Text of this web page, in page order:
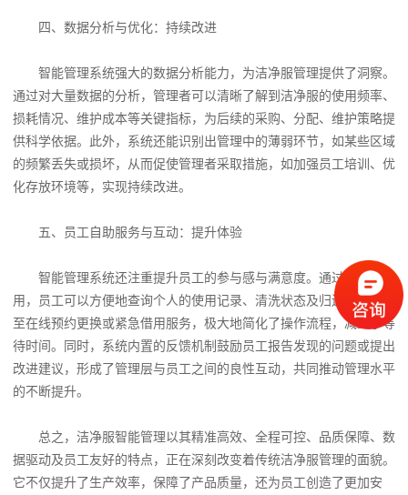
四、数据分析与优化：持续改进
智能管理系统强大的数据分析能力，为洁净服管理提供了洞察。
通过对大量数据的分析，管理者可以清晰了解到洁净服的使用频率、
损耗情况、维护成本等关键指标，为后续的采购、分配、维护策略提
供科学依据。此外，系统还能识别出管理中的薄弱环节，如某些区域
的频繁丢失或损坏，从而促使管理者采取措施，如加强员工培训、优
化存放环境等，实现持续改进。
五、员工自助服务与互动：提升体验
智能管理系统还注重提升员工的参与感与满意度。通过移动端应
用，员工可以方便地查询个人的使用记录、清洗状态及归还提醒，甚
至在线预约更换或紧急借用服务，极大地简化了操作流程，减少了等
待时间。同时，系统内置的反馈机制鼓励员工报告发现的问题或提出
改进建议，形成了管理层与员工之间的良性互动，共同推动管理水平
的不断提升。
总之，洁净服智能管理以其精准高效、全程可控、品质保障、数
据驱动及员工友好的特点，正在深刻改变着传统洁净服管理的面貌。
它不仅提升了生产效率，保障了产品质量，还为员工创造了更加安